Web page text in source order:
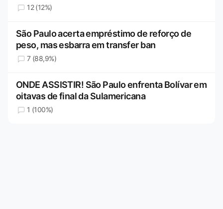
12 (12%)
São Paulo acerta empréstimo de reforço de
peso, mas esbarra em transfer ban
7 (88,9%)
ONDE ASSISTIR! São Paulo enfrenta Bolívar em
oitavas de final da Sulamericana
1 (100%)